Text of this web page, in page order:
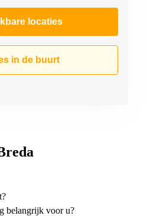
locaties
in de buurt
belangrijk voor u?